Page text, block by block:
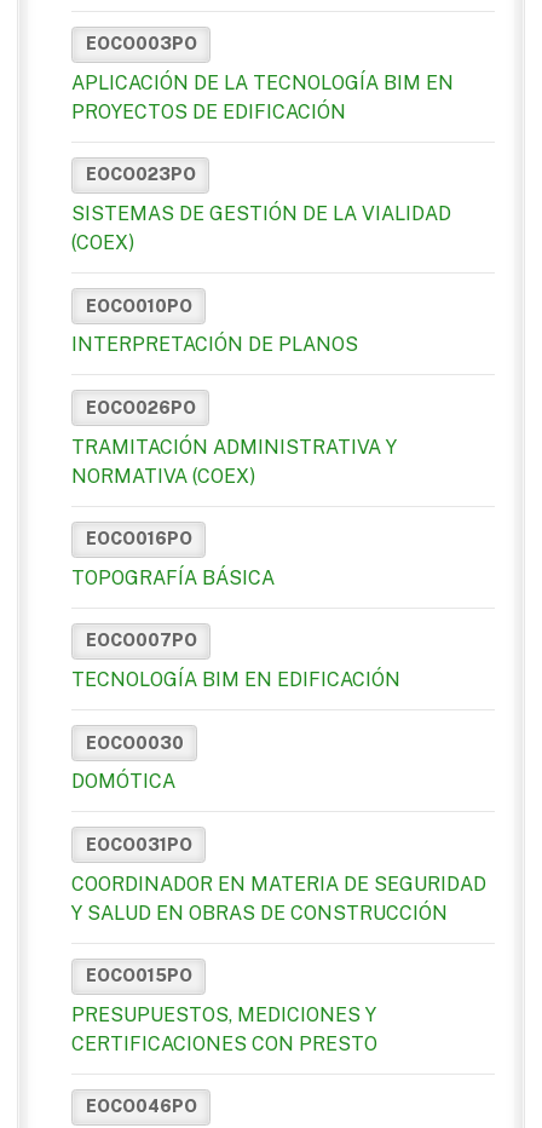
EOCO003PO
APLICACIÓN DE LA TECNOLOGÍA BIM EN
PROYECTOS DE EDIFICACIÓN
EOCO023PO
SISTEMAS DE GESTIÓN DE LA VIALIDAD
(COEX)
EOCO010PO
INTERPRETACIÓN DE PLANOS
EOCO026PO
TRAMITACIÓN ADMINISTRATIVA Y
NORMATIVA (COEX)
EOCO016PO
TOPOGRAFÍA BÁSICA
EOCO007PO
TECNOLOGÍA BIM EN EDIFICACIÓN
EOCO0030
DOMÓTICA
EOCO031PO
COORDINADOR EN MATERIA DE SEGURIDAD
Y SALUD EN OBRAS DE CONSTRUCCIÓN
EOCO015PO
PRESUPUESTOS, MEDICIONES Y
CERTIFICACIONES CON PRESTO
EOCO046PO